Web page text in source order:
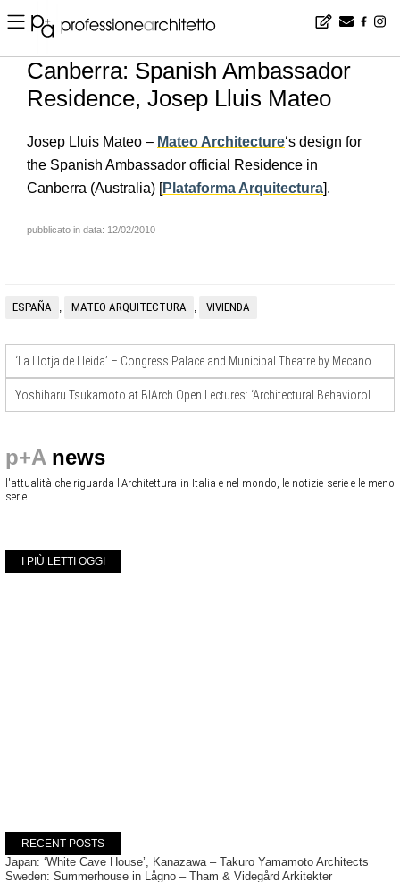
Home ▪ news ▪ en ▪ Canberra: Spanish Ambassador Residence, Josep Lluis Mateo
Canberra: Spanish Ambassador
Residence, Josep Lluis Mateo
Josep Lluis Mateo – Mateo Architecture‘s design for
the Spanish Ambassador official Residence in
Canberra (Australia) [Plataforma Arquitectura].
pubblicato in data: 12/02/2010
ESPAÑA , MATEO ARQUITECTURA , VIVIENDA
p+A news
l'attualità che riguarda l'Architettura in Italia e nel mondo, le notizie serie e le meno
serie...
I PIÙ LETTI OGGI
RECENT POSTS
Japan: ‘White Cave House’, Kanazawa – Takuro Yamamoto Architects
Sweden: Summerhouse in Lågno – Tham & Videgård Arkitekter